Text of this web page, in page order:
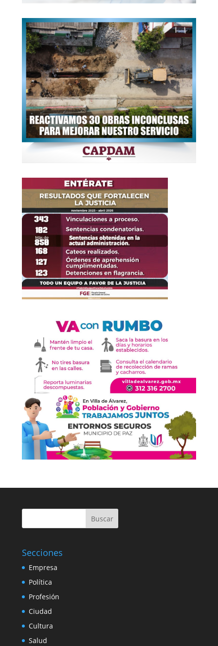
Buscar
Secciones
Empresa
Política
Profesión
Ciudad
Cultura
Salud